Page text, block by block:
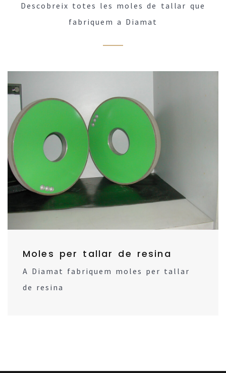
Descobreix totes les moles de tallar que
fabriquem a Diamat
Moles per tallar de resina
A Diamat fabriquem moles per tallar
de resina